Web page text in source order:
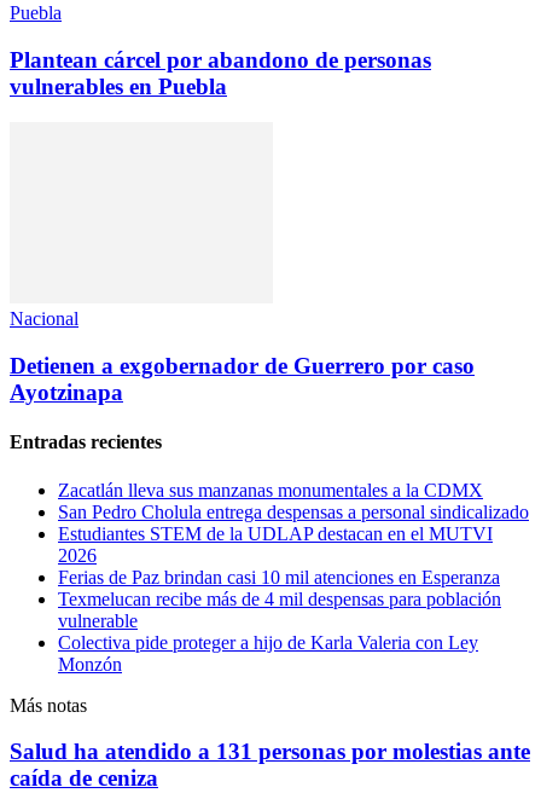
Puebla
Plantean cárcel por abandono de personas
vulnerables en Puebla
Nacional
Detienen a exgobernador de Guerrero por caso
Ayotzinapa
Entradas recientes
Zacatlán lleva sus manzanas monumentales a la CDMX
San Pedro Cholula entrega despensas a personal sindicalizado
Estudiantes STEM de la UDLAP destacan en el MUTVI
2026
Ferias de Paz brindan casi 10 mil atenciones en Esperanza
Texmelucan recibe más de 4 mil despensas para población
vulnerable
Colectiva pide proteger a hijo de Karla Valeria con Ley
Monzón
Más notas
Salud ha atendido a 131 personas por molestias ante
caída de ceniza